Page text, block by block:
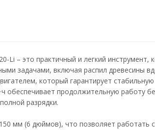
Li – это практичный и легкий
задачами, включая распил древесины
который гарантирует
обеспечивает продолжительную работу
разрядки.
мм (6 дюймов), что позволяет